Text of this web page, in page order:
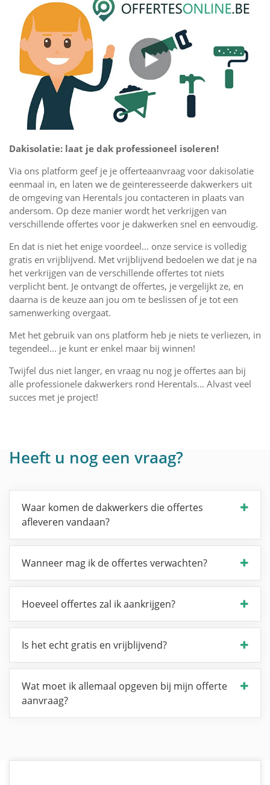
Dakisolatie: laat je dak professioneel isoleren!
Via ons platform geef je je offerteaanvraag voor dakisolatie
eenmaal in, en laten we de geïnteresseerde dakwerkers uit
de omgeving van Herentals jou contacteren in plaats van
andersom. Op deze manier wordt het verkrijgen van
verschillende offertes voor je dakwerken snel en eenvoudig.
En dat is niet het enige voordeel... onze service is volledig
gratis en vrijblijvend. Met vrijblijvend bedoelen we dat je na
het verkrijgen van de verschillende offertes tot niets
verplicht bent. Je ontvangt de offertes, je vergelijkt ze, en
daarna is de keuze aan jou om te beslissen of je tot een
samenwerking overgaat.
Met het gebruik van ons platform heb je niets te verliezen, in
tegendeel... je kunt er enkel maar bij winnen!
Twijfel dus niet langer, en vraag nu nog je offertes aan bij
alle professionele dakwerkers rond Herentals... Alvast veel
succes met je project!
Heeft u nog een vraag?
Waar komen de dakwerkers die offertes
afleveren vandaan?
Wanneer mag ik de offertes verwachten?
Hoeveel offertes zal ik aankrijgen?
Is het echt gratis en vrijblijvend?
Wat moet ik allemaal opgeven bij mijn offerte
aanvraag?